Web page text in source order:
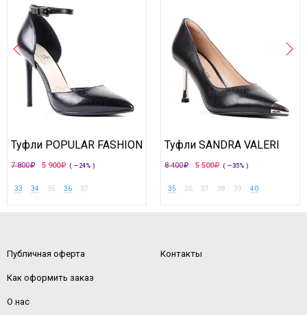
Туфли POPULAR FASHION
7 800 5 900 ( —24% )
33 34 35 36 37
Туфли SANDRA VALERI
8 400 5 500 ( —35% )
35 36 37 38 39 40
Публичная оферта
Как оформить заказ
О нас
Контакты